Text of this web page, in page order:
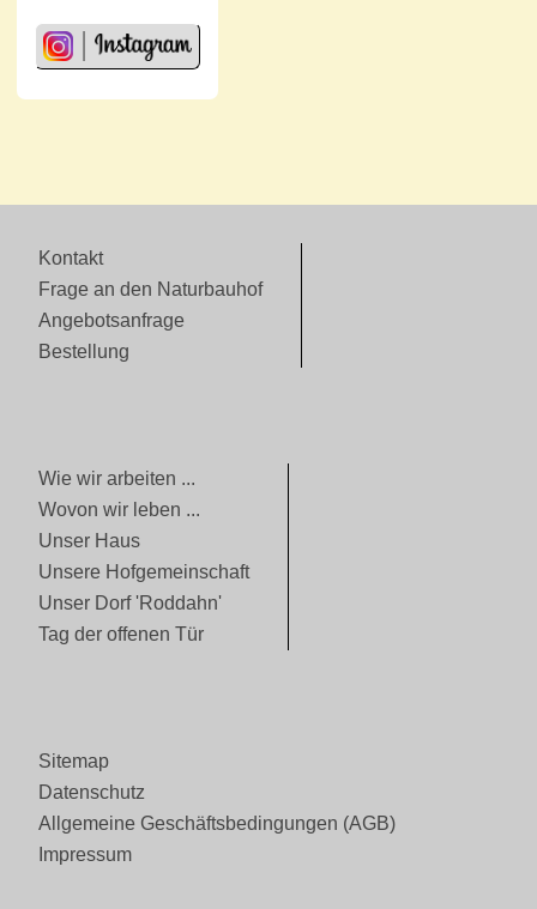
Kontakt
Frage an den Naturbauhof
Angebotsanfrage
Bestellung
Wie wir arbeiten ...
Wovon wir leben ...
Unser Haus
Unsere Hofgemeinschaft
Unser Dorf 'Roddahn'
Tag der offenen Tür
Sitemap
Datenschutz
Allgemeine Geschäftsbedingungen (AGB)
Impressum